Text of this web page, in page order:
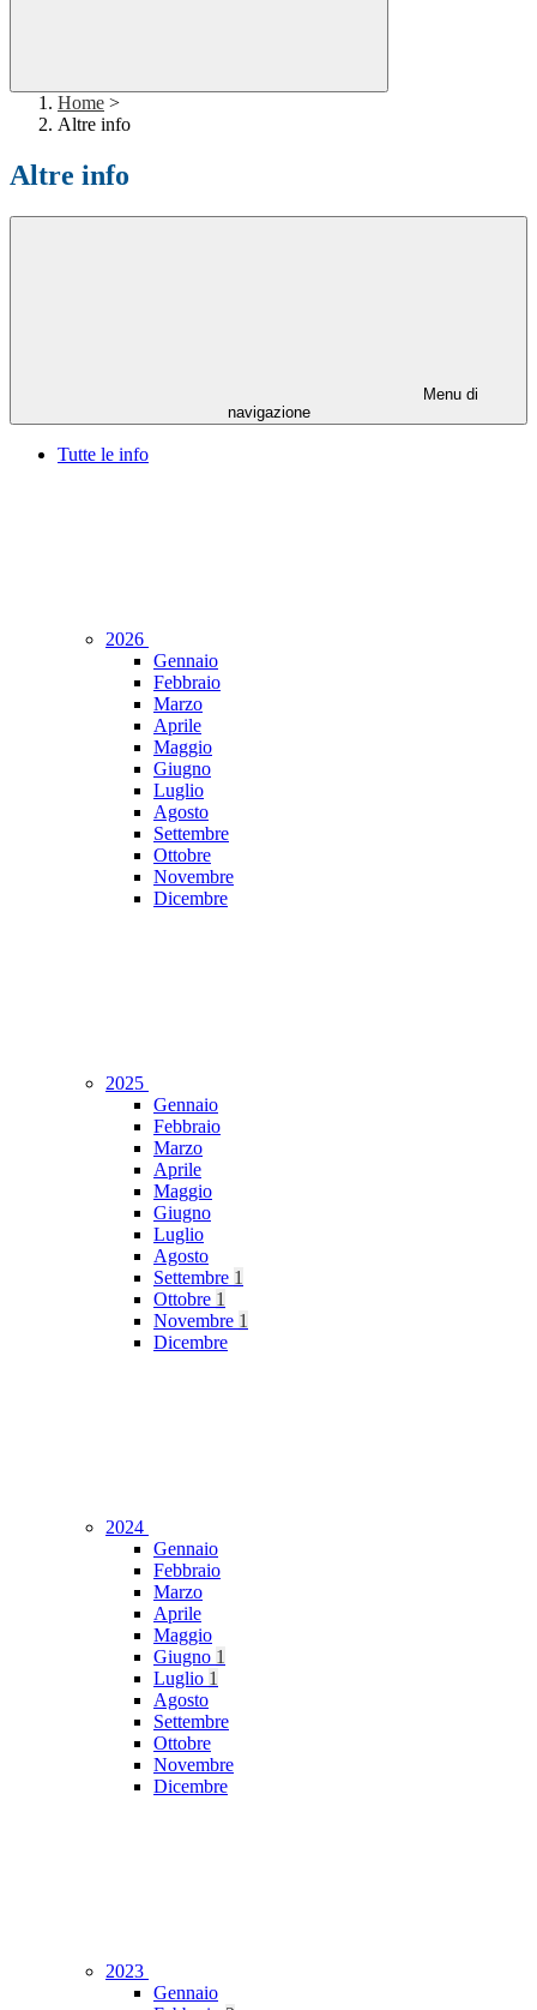
Home >
Altre info
Altre info
Menu di
navigazione
Tutte le info
2026
Gennaio
Febbraio
Marzo
Aprile
Maggio
Giugno
Luglio
Agosto
Settembre
Ottobre
Novembre
Dicembre
2025
Gennaio
Febbraio
Marzo
Aprile
Maggio
Giugno
Luglio
Agosto
Settembre 1
Ottobre 1
Novembre 1
Dicembre
2024
Gennaio
Febbraio
Marzo
Aprile
Maggio
Giugno 1
Luglio 1
Agosto
Settembre
Ottobre
Novembre
Dicembre
2023
Gennaio